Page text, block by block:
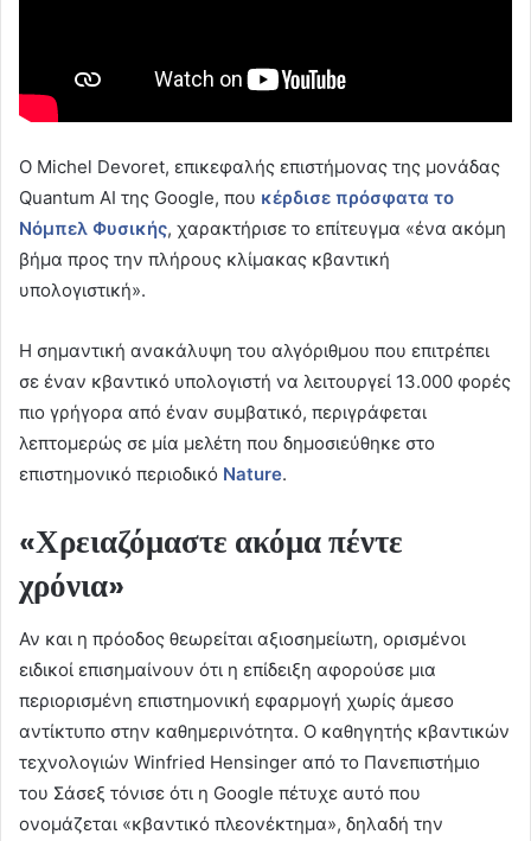
Ο Michel Devoret, επικεφαλής επιστήμονας της μονάδας
Quantum AI της Google, που κέρδισε πρόσφατα το
Νόμπελ Φυσικής, χαρακτήρισε το επίτευγμα «ένα ακόμη
βήμα προς την πλήρους κλίμακας κβαντική
υπολογιστική».
Η σημαντική ανακάλυψη του αλγόριθμου που επιτρέπει
σε έναν κβαντικό υπολογιστή να λειτουργεί 13.000 φορές
πιο γρήγορα από έναν συμβατικό, περιγράφεται
λεπτομερώς σε μία μελέτη που δημοσιεύθηκε στο
επιστημονικό περιοδικό Nature.
«Χρειαζόμαστε ακόμα πέντε
χρόνια»
Αν και η πρόοδος θεωρείται αξιοσημείωτη, ορισμένοι
ειδικοί επισημαίνουν ότι η επίδειξη αφορούσε μια
περιορισμένη επιστημονική εφαρμογή χωρίς άμεσο
αντίκτυπο στην καθημερινότητα. Ο καθηγητής κβαντικών
τεχνολογιών Winfried Hensinger από το Πανεπιστήμιο
του Σάσεξ τόνισε ότι η Google πέτυχε αυτό που
ονομάζεται «κβαντικό πλεονέκτημα», δηλαδή την